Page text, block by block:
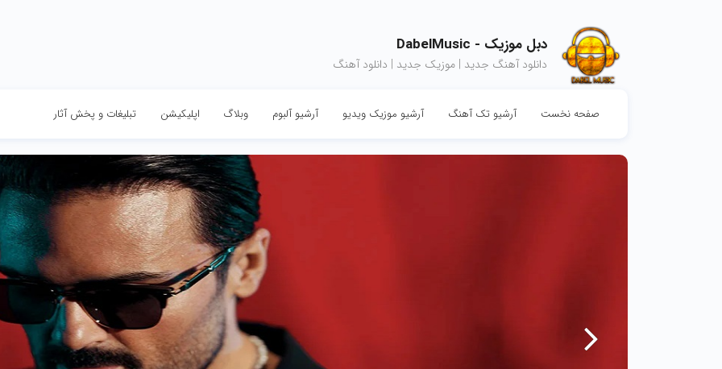
دبل موزیک - DabelMusic
دانلود آهنگ جدید | موزیک جدید | دانلود آهنگ
صفحه نخست آرشیو تک آهنگ آرشیو موزیک ویدیو آرشیو آلبوم وبلاگ اپلیکیشن تبلیغات و پخش آثار